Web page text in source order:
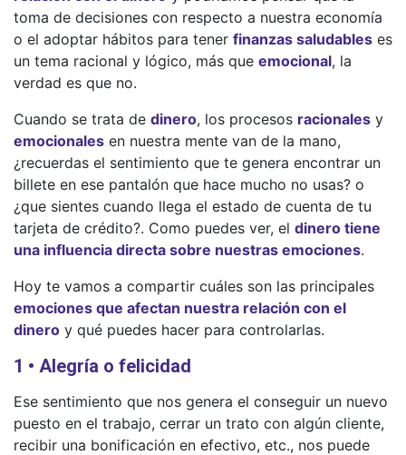
toma de decisiones con respecto a nuestra economía
o el adoptar hábitos para tener finanzas saludables es
un tema racional y lógico, más que emocional, la
verdad es que no.
Cuando se trata de dinero, los procesos racionales y
emocionales en nuestra mente van de la mano,
¿recuerdas el sentimiento que te genera encontrar un
billete en ese pantalón que hace mucho no usas? o
¿que sientes cuando llega el estado de cuenta de tu
tarjeta de crédito?. Como puedes ver, el dinero tiene
una influencia directa sobre nuestras emociones.
Hoy te vamos a compartir cuáles son las principales
emociones que afectan nuestra relación con el
dinero y qué puedes hacer para controlarlas.
1 • Alegría o felicidad
Ese sentimiento que nos genera el conseguir un nuevo
puesto en el trabajo, cerrar un trato con algún cliente,
recibir una bonificación en efectivo, etc., nos puede